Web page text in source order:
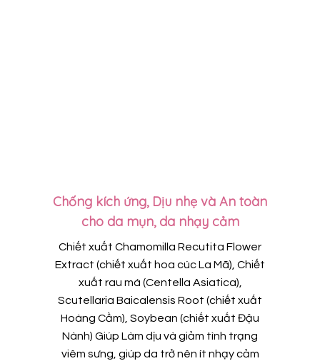
Chống kích ứng, Dịu nhẹ và An toàn
cho da mụn, da nhạy cảm
Chiết xuất Chamomilla Recutita Flower
Extract (chiết xuất hoa cúc La Mã), Chiết
xuất rau má (Centella Asiatica),
Scutellaria Baicalensis Root (chiết xuất
Hoàng Cầm), Soybean (chiết xuất Đậu
Nành) Giúp Làm dịu và giảm tình trạng
viêm sưng, giúp da trở nên ít nhạy cảm